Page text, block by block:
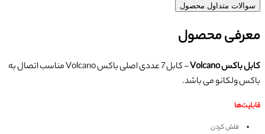
سوالات متداول محصول
معرفی محصول
کابل باکس Volcano
- کابل 7 عددی اصلی باکس Volcano مناسب اتصال به
باکس ولکانو می باشد.
قابلیت‌ها
فلش کردن